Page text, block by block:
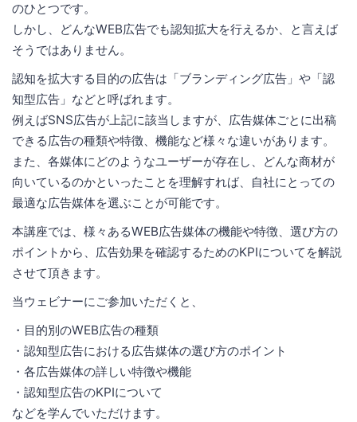
のひとつです。
しかし、どんなWEB広告でも認知拡大を行えるか、と言えば
そうではありません。
認知を拡大する目的の広告は「ブランディング広告」や「認
知型広告」などと呼ばれます。
例えばSNS広告が上記に該当しますが、広告媒体ごとに出稿
できる広告の種類や特徴、機能など様々な違いがあります。
また、各媒体にどのようなユーザーが存在し、どんな商材が
向いているのかといったことを理解すれば、自社にとっての
最適な広告媒体を選ぶことが可能です。
本講座では、様々あるWEB広告媒体の機能や特徴、選び方の
ポイントから、広告効果を確認するためのKPIについてを解説
させて頂きます。
当ウェビナーにご参加いただくと、
・目的別のWEB広告の種類
・認知型広告における広告媒体の選び方のポイント
・各広告媒体の詳しい特徴や機能
・認知型広告のKPIについて
などを学んでいただけます。